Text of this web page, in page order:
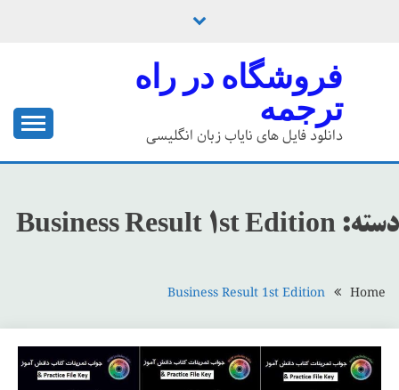
فروشگاه در راه
ترجمه
دانلود فایل های نایاب زبان انگلیسی
دسته: Business Result 1st Edition
Home
Business Result 1st Edition